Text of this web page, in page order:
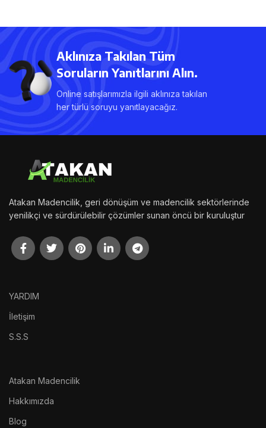
Aklınıza Takılan Tüm
Soruların Yanıtlarını Alın.
Online satışlarımızla ilgili aklınıza takılan
her türlü soruyu yanıtlayacağız.
Atakan Madencilik, geri dönüşüm ve madencilik sektörlerinde
yenilikçi ve sürdürülebilir çözümler sunan öncü bir kuruluştur
YARDIM
İletişim
S.S.S
Atakan Madencilik
Hakkımızda
Blog